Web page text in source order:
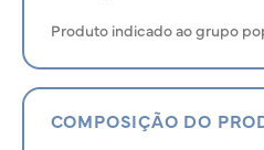
Produto indicado ao grupo
COMPOSIÇÃO DO